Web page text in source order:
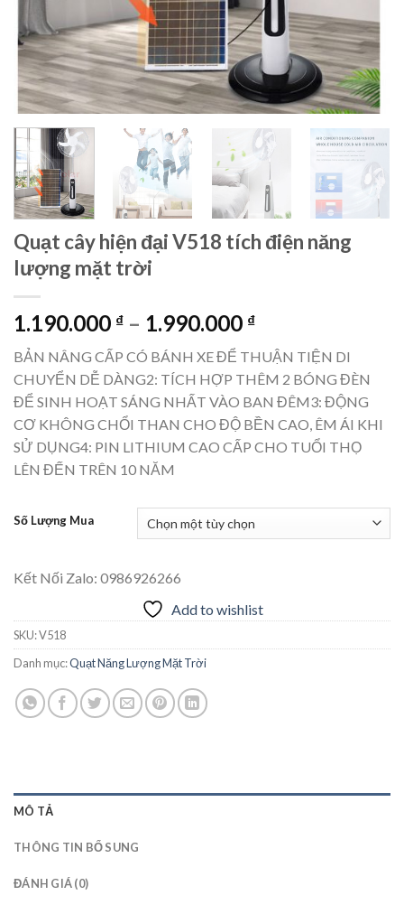
Quạt cây hiện đại V518 tích điện năng
lượng mặt trời
1.190.000 ₫ – 1.990.000 ₫Khoảng
giá:
từ
1.190.000 ₫
đến
1.990.000 ₫
BẢN NÂNG CẤP CÓ BÁNH XE ĐỂ THUẬN TIỆN DI
CHUYỂN DỄ DÀNG2: TÍCH HỢP THÊM 2 BÓNG ĐÈN
ĐỂ SINH HOẠT SÁNG NHẤT VÀO BAN ĐÊM3: ĐỘNG
CƠ KHÔNG CHỔI THAN CHO ĐỘ BỀN CAO, ÊM ÁI KHI
SỬ DỤNG4: PIN LITHIUM CAO CẤP CHO TUỔI THỌ
LÊN ĐẾN TRÊN 10 NĂM
Số Lượng Mua
Kết Nối Zalo: 0986926266
Add to wishlist
SKU:V518
Danh mục:Quạt Năng Lượng Mặt Trời
MÔ TẢ
THÔNG TIN BỔ SUNG
ĐÁNH GIÁ (0)